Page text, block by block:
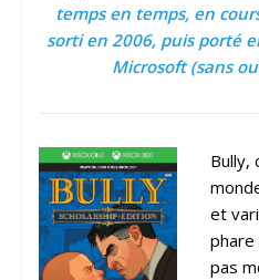
temps en temps, en
sorti en 2006, puis porté
Microsoft (sans
Bully,
et
phare
pas